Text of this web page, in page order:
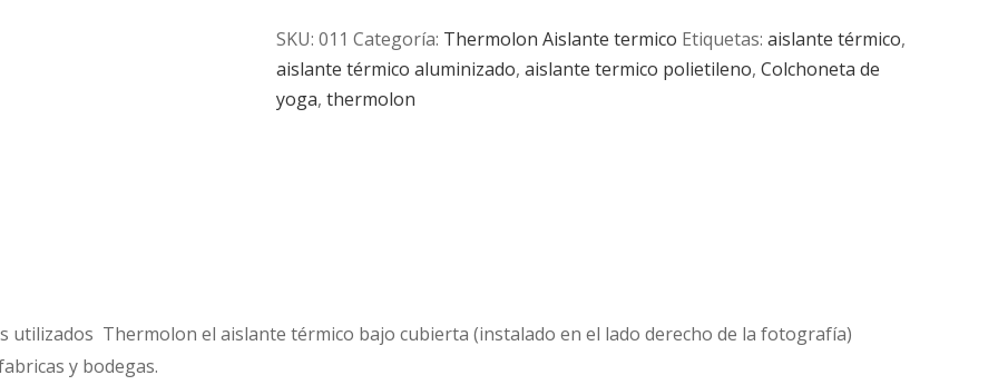
SKU:011 Categoría: Thermolon Aislante termico Etiquetas:aislante térmico,
aislante térmico aluminizado,aislante termico polietileno,Colchoneta de
yoga,thermolon
utilizados Thermolon el aislante térmico bajo cubierta (instalado en el lado derecho de la fotografía)
y bodegas.